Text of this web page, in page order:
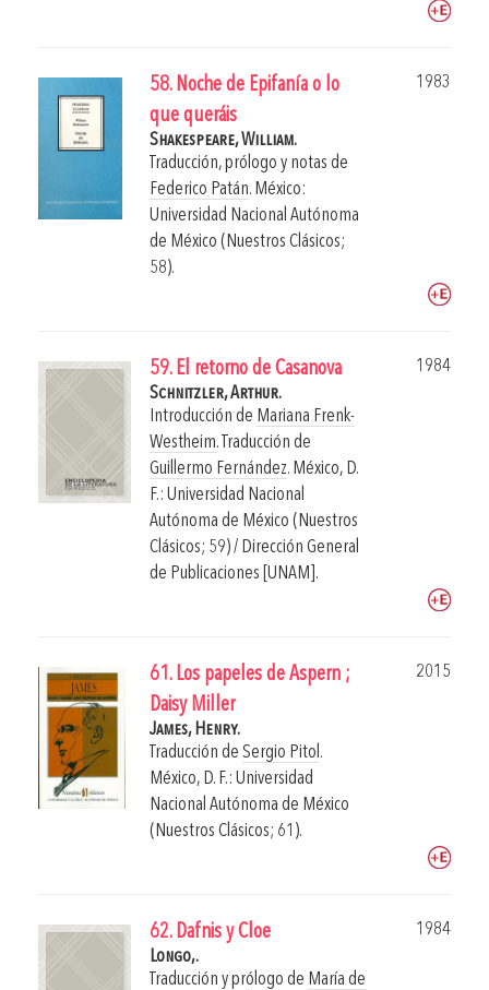
58. Noche de Epifanía o lo
que queráis
1983
Shakespeare, William.
Traducción, prólogo y notas de
Federico Patán. México:
Universidad Nacional Autónoma
de México (Nuestros Clásicos;
58).
59. El retorno de Casanova
1984
Schnitzler, Arthur.
Introducción de Mariana Frenk-
Westheim. Traducción de
Guillermo Fernández. México, D.
F.: Universidad Nacional
Autónoma de México (Nuestros
Clásicos; 59) / Dirección General
de Publicaciones [UNAM].
61. Los papeles de Aspern ;
Daisy Miller
2015
James, Henry.
Traducción de Sergio Pitol .
México, D. F.: Universidad
Nacional Autónoma de México
(Nuestros Clásicos; 61).
62. Dafnis y Cloe
1984
Longo,.
Traducción y prólogo de María de